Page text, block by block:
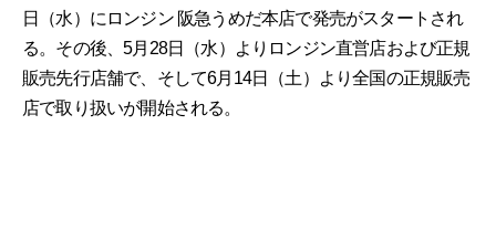
日（水）にロンジン 阪急うめだ本店で発売がスタートされ
る。その後、5月28日（水）よりロンジン直営店および正規
販売先行店舗で、そして6月14日（土）より全国の正規販売
店で取り扱いが開始される。